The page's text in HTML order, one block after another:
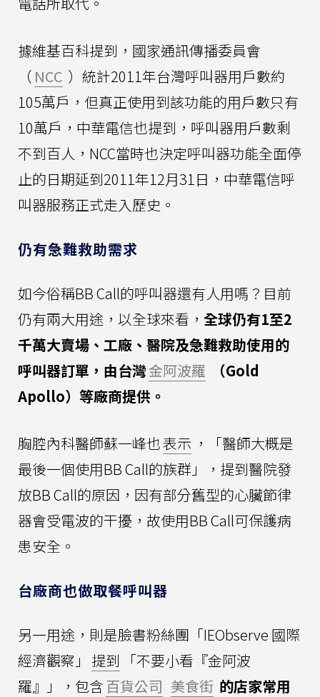
據維基百科提到，國家通訊傳播委員會
（ NCC ）統計2011年台灣呼叫器用戶數約
105萬戶，但真正使用到該功能的用戶數只有
10萬戶，中華電信也提到，呼叫器用戶數剩
不到百人，NCC當時也決定呼叫器功能全面停
止的日期延到2011年12月31日，中華電信呼
叫器服務正式走入歷史。
仍有急難救助需求
如今俗稱BB Call的呼叫器還有人用嗎？目前
仍有兩大用途，以全球來看， 全球仍有1至2
千萬大賣場、工廠、醫院及急難救助使用的
呼叫器訂單，由台灣金阿波羅
（Gold
Apollo）等廠商提供。
胸腔內科醫師蘇一峰也表示 ，「醫師大概是
最後一個使用BB Call的族群」，提到醫院發
放BB Call的原因，因有部分舊型的心臟節律
器會受電波的干擾，故使用BB Call可保護病
患安全。
台廠商也做取餐呼叫器
另一用途，則是臉書粉絲團「IEObserve 國際
經濟觀察」 提到
「不要小看『金阿波
羅』」，包含百貨公司 美食街 的店家常用